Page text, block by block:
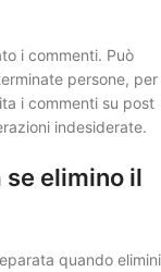
i commenti. Può
persone, per
i commenti su post
indesiderate.
elimino il
quando elimini